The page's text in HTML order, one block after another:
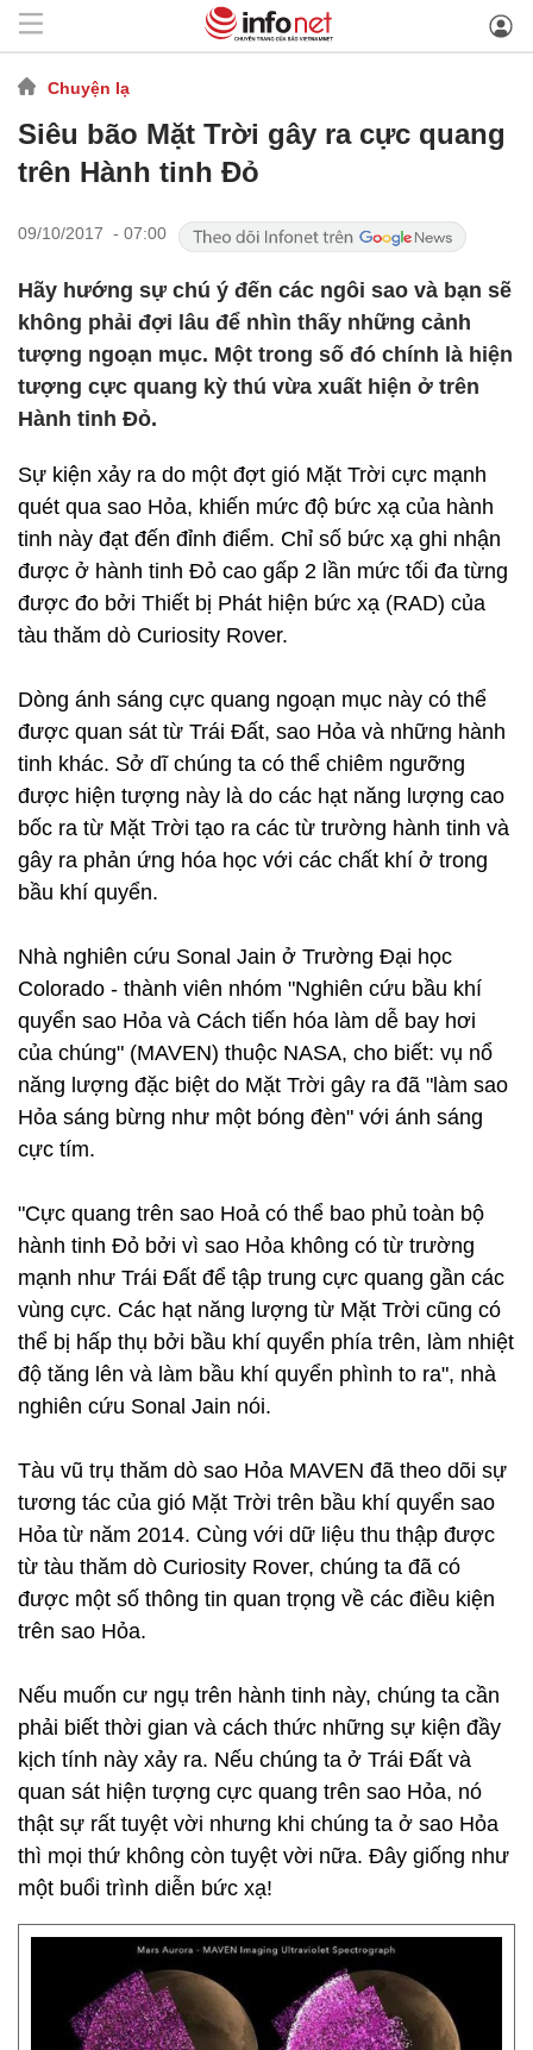
Chuyện lạ
Siêu bão Mặt Trời gây ra cực quang
trên Hành tinh Đỏ
09/10/2017 - 07:00
Hãy hướng sự chú ý đến các ngôi sao và bạn sẽ
không phải đợi lâu để nhìn thấy những cảnh
tượng ngoạn mục. Một trong số đó chính là hiện
tượng cực quang kỳ thú vừa xuất hiện ở trên
Hành tinh Đỏ.
Sự kiện xảy ra do một đợt gió Mặt Trời cực mạnh
quét qua sao Hỏa, khiến mức độ bức xạ của hành
tinh này đạt đến đỉnh điểm. Chỉ số bức xạ ghi nhận
được ở hành tinh Đỏ cao gấp 2 lần mức tối đa từng
được đo bởi Thiết bị Phát hiện bức xạ (RAD) của
tàu thăm dò Curiosity Rover.
Dòng ánh sáng cực quang ngoạn mục này có thể
được quan sát từ Trái Đất, sao Hỏa và những hành
tinh khác. Sở dĩ chúng ta có thể chiêm ngưỡng
được hiện tượng này là do các hạt năng lượng cao
bốc ra từ Mặt Trời tạo ra các từ trường hành tinh và
gây ra phản ứng hóa học với các chất khí ở trong
bầu khí quyển.
Nhà nghiên cứu Sonal Jain ở Trường Đại học
Colorado - thành viên nhóm "Nghiên cứu bầu khí
quyển sao Hỏa và Cách tiến hóa làm dễ bay hơi
của chúng" (MAVEN) thuộc NASA, cho biết: vụ nổ
năng lượng đặc biệt do Mặt Trời gây ra đã "làm sao
Hỏa sáng bừng như một bóng đèn" với ánh sáng
cực tím.
"Cực quang trên sao Hoả có thể bao phủ toàn bộ
hành tinh Đỏ bởi vì sao Hỏa không có từ trường
mạnh như Trái Đất để tập trung cực quang gần các
vùng cực. Các hạt năng lượng từ Mặt Trời cũng có
thể bị hấp thụ bởi bầu khí quyển phía trên, làm nhiệt
độ tăng lên và làm bầu khí quyển phình to ra", nhà
nghiên cứu Sonal Jain nói.
Tàu vũ trụ thăm dò sao Hỏa MAVEN đã theo dõi sự
tương tác của gió Mặt Trời trên bầu khí quyển sao
Hỏa từ năm 2014. Cùng với dữ liệu thu thập được
từ tàu thăm dò Curiosity Rover, chúng ta đã có
được một số thông tin quan trọng về các điều kiện
trên sao Hỏa.
Nếu muốn cư ngụ trên hành tinh này, chúng ta cần
phải biết thời gian và cách thức những sự kiện đầy
kịch tính này xảy ra. Nếu chúng ta ở Trái Đất và
quan sát hiện tượng cực quang trên sao Hỏa, nó
thật sự rất tuyệt vời nhưng khi chúng ta ở sao Hỏa
thì mọi thứ không còn tuyệt vời nữa. Đây giống như
một buổi trình diễn bức xạ!